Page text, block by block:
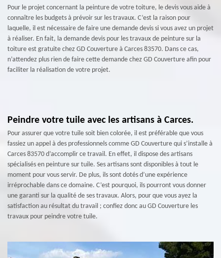
Pour le projet concernant la peinture de votre toiture, le devis vous aide à
connaître les budgets à prévoir sur les travaux. C’est la raison pour
laquelle, il est nécessaire de faire une demande devis si vous avez un projet
à réaliser. En fait, la demande devis pour les travaux de peinture sur la
toiture est gratuite chez GD Couverture à Carces 83570. Dans ce cas,
n’attendez plus rien de faire cette demande chez GD Couverture afin pour
faciliter la réalisation de votre projet.
Peindre votre tuile avec les artisans à Carces.
Pour assurer que votre tuile soit bien colorée, il est préférable que vous
fassiez un appel à des professionnels comme GD Couverture qui s’installe à
Carces 83570 d’accomplir ce travail. En effet, il dispose des artisans
spécialisés en peinture sur tuile. Ses artisans sont disponibles à tout le
moment pour vous servir. De plus, ils sont dotés d’une expérience
irréprochable dans ce domaine. C’est pourquoi, ils pourront vous donner
une garanti sur la qualité de ses travaux. Alors, pour que vous ayez la
satisfaction au résultat du travail ; confiez donc au GD Couverture les
travaux pour peindre votre tuile.